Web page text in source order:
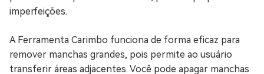
imperfeições.
A Ferramenta Carimbo funciona de forma eficaz para
remover manchas grandes, pois permite ao usuário
transferir áreas adjacentes. Você pode apagar manchas